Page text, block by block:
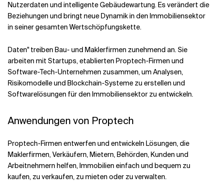
Verwandte Themen
Nutzerdaten und intelligente Gebäudewartung. Es verändert die
Beziehungen und bringt neue Dynamik in den Immobiliensektor
in seiner gesamten Wertschöpfungskette.
Daten" treiben Bau- und Maklerfirmen zunehmend an. Sie
arbeiten mit Startups, etablierten Proptech-Firmen und
Software-Tech-Unternehmen zusammen, um Analysen,
Risikomodelle und Blockchain-Systeme zu erstellen und
Softwarelösungen für den Immobiliensektor zu entwickeln.
Anwendungen von Proptech
Proptech-Firmen entwerfen und entwickeln Lösungen, die
Maklerfirmen, Verkäufern, Mietern, Behörden, Kunden und
Arbeitnehmern helfen, Immobilien einfach und bequem zu
kaufen, zu verkaufen, zu mieten oder zu verwalten.